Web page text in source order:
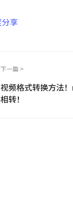
下一篇 >
视频格式转换方法
相转！